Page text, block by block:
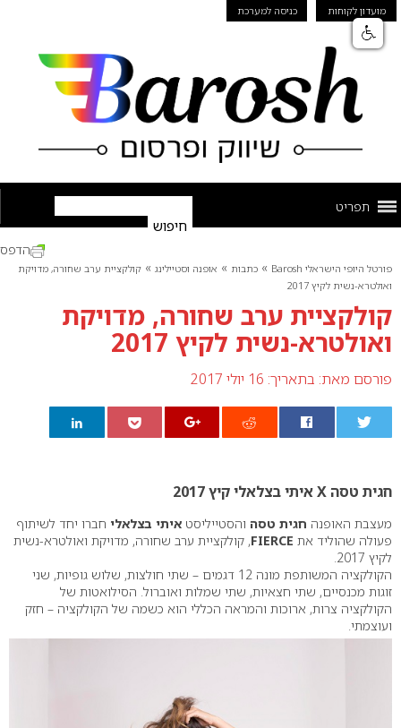
מועדון לקוחות כניסה למערכת
תפריט
פורטל היופי הישראלי Barosh » כתבות » אופנה וסטיילינג » קולקציית ערב שחורה, מדויקת
ואולטרא-נשית לקיץ 2017
קולקציית ערב שחורה, מדויקת
ואולטרא-נשית לקיץ 2017
פורסם מאת: בתאריך: 16 יולי 2017
הדפס
חגית טסה X איתי בצלאלי קיץ 2017
מעצבת האופנה חגית טסה והסטייליסט איתי בצלאלי חברו יחד לשיתוף
פעולה שהוליד את FIERCE, קולקציית ערב שחורה, מדויקת ואולטרא-נשית
לקיץ 2017.
הקולקציה המשותפת מונה 12 דגמים – שתי חולצות, שלוש גופיות, שני
זוגות מכנסיים, שתי חצאיות, שתי שמלות ואוברול. הסילואטות של
הקולקציה צרות, ארוכות והמראה הכללי הוא כשמה של הקולקציה – חזק
ועוצמתי.